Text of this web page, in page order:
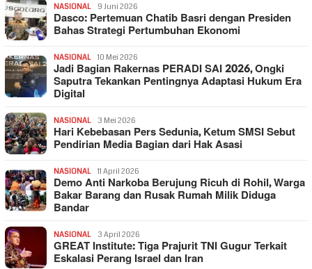
NASIONAL 9 Juni 2026
Dasco: Pertemuan Chatib Basri dengan Presiden
Bahas Strategi Pertumbuhan Ekonomi
NASIONAL 10 Mei 2026
Jadi Bagian Rakernas PERADI SAI 2026, Ongki
Saputra Tekankan Pentingnya Adaptasi Hukum Era
Digital
NASIONAL 3 Mei 2026
Hari Kebebasan Pers Sedunia, Ketum SMSI Sebut
Pendirian Media Bagian dari Hak Asasi
NASIONAL 11 April 2026
Demo Anti Narkoba Berujung Ricuh di Rohil, Warga
Bakar Barang dan Rusak Rumah Milik Diduga
Bandar
NASIONAL 3 April 2026
GREAT Institute: Tiga Prajurit TNI Gugur Terkait
Eskalasi Perang Israel dan Iran